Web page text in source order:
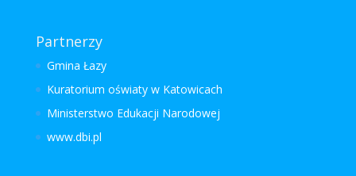
Partnerzy
Gmina Łazy
Kuratorium oświaty w Katowicach
Ministerstwo Edukacji Narodowej
www.dbi.pl